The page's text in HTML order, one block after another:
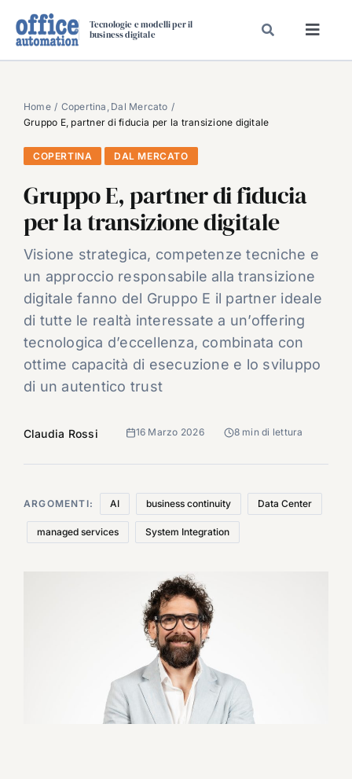
Tecnologie e modelli per il
business digitale
SPECIAL PAPER
TAVOLE ROTONDE DI REDAZIONE
DAL MERCATO
CARRIERE
VIDEO
EVENTI
CHI SIAMO
Home Copertina Dal Mercato
Gruppo E, partner di fiducia per la transizione digitale
COPERTINA DAL MERCATO
Gruppo E, partner di fiducia
per la transizione digitale
Visione strategica, competenze tecniche e
un approccio responsabile alla transizione
digitale fanno del Gruppo E il partner ideale
di tutte le realtà interessate a un’offering
tecnologica d’eccellenza, combinata con
ottime capacità di esecuzione e lo sviluppo
di un autentico trust
Claudia Rossi 16 Marzo 2026 8 min di lettura
ARGOMENTI: AI business continuity Data Center
managed services System Integration